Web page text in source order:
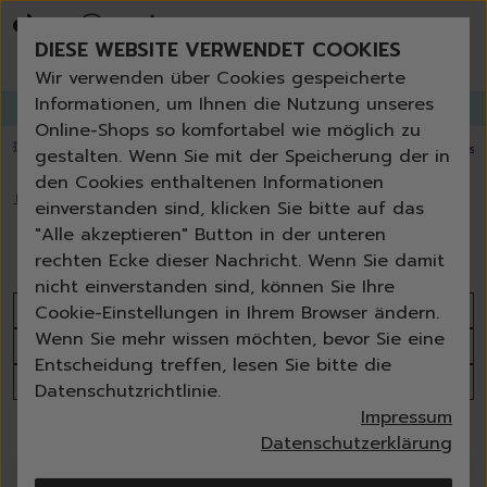
Bestseller
Angebote der Woche
Neu
Essentials für dein Zuhause
Universal & Ökoprodukte
Spring by Jenna
Sets
Reiniger
Küche
Bad | WC
Fenster | Glas | Spiegel
Möbelreiniger
Bodenreiniger
Wischmopps | Besen |
Außenreiniger
Bürsten
Zubehör
Nature All - Öko Reinigung
Erneut bestellen
GANGLETTERabonnieren undbis zu 30%Rabatt erhalten!
💥 Fugenbürste gratis ab 60 € Bestellwert⭐️ 4,8 TrustPilot score📦
🏠 Autopflege Autodüfte
Autodüfte
Sortieren nach
Produktanzahl
Alle Filter
8 Produkte
DIESE WEBSITE VERWENDET COOKIES
Wir verwenden über Cookies gespeicherte
Informationen, um Ihnen die Nutzung unseres
Online-Shops so komfortabel wie möglich zu
gestalten. Wenn Sie mit der Speicherung der in
den Cookies enthaltenen Informationen
einverstanden sind, klicken Sie bitte auf das
"Alle akzeptieren" Button in der unteren
rechten Ecke dieser Nachricht. Wenn Sie damit
nicht einverstanden sind, können Sie Ihre
Cookie-Einstellungen in Ihrem Browser ändern.
Wenn Sie mehr wissen möchten, bevor Sie eine
Entscheidung treffen, lesen Sie bitte die
Datenschutzrichtlinie.
Impressum
Datenschutzerklärung